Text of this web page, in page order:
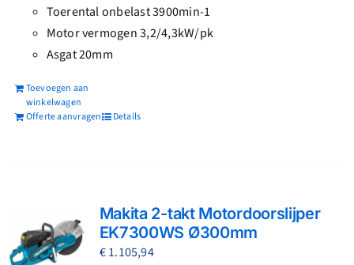
Toerental onbelast 3900min-1
Motor vermogen 3,2/4,3kW/pk
Asgat 20mm
Toevoegen aan
winkelwagen
Offerte aanvragen
Details
Makita 2-takt Motordoorslijper
EK7300WS Ø300mm
€1.105,94